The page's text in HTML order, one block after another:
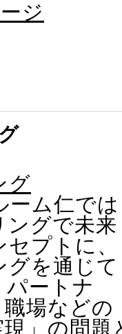
ジ
グ
ーム仁では
ングで未来
プトに、
グを通じて
パートナ
場などの
」の問